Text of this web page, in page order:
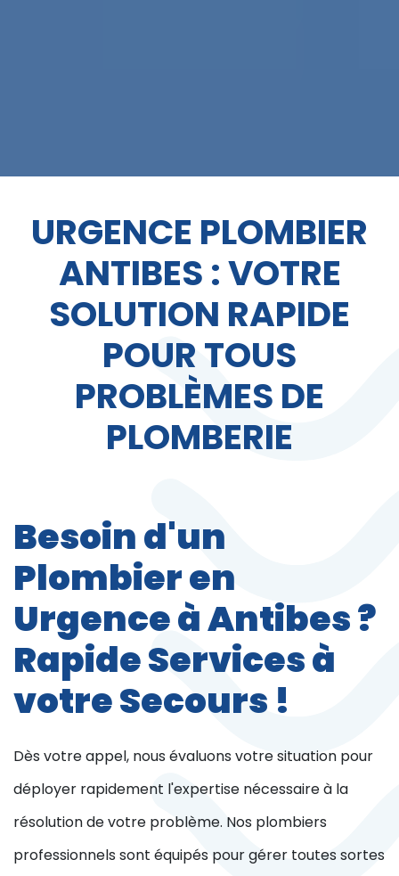
URGENCE PLOMBIER
ANTIBES : VOTRE
SOLUTION RAPIDE
POUR TOUS
PROBLÈMES DE
PLOMBERIE
Besoin d'un
Plombier en
Urgence à Antibes ?
Rapide Services à
votre Secours !
Dès votre appel, nous évaluons votre situation pour
déployer rapidement l'expertise nécessaire à la
résolution de votre problème. Nos plombiers
professionnels sont équipés pour gérer toutes sortes